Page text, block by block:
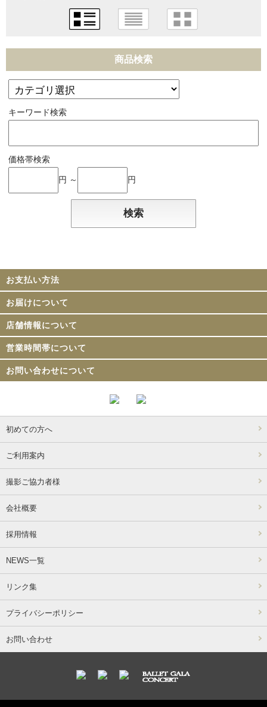
商品検索
キーワード検索
価格帯検索
円 ～ 円
お支払い方法
お届けについて
店舗情報について
営業時間帯について
お問い合わせについて
初めての方へ
ご利用案内
撮影ご協力者様
会社概要
採用情報
NEWS一覧
リンク集
プライバシーポリシー
お問い合わせ